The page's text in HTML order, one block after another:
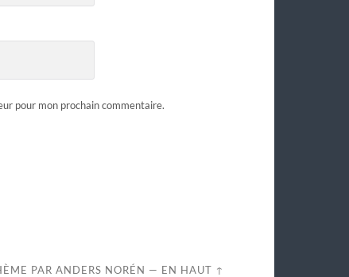
pour mon prochain commentaire.
PARANDERS NORÉN — EN HAUT ↑